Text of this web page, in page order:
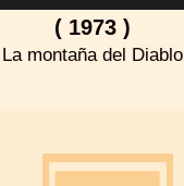
( 1973 )
La montaña del Diablo